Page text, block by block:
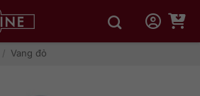
/ Vang đỏ